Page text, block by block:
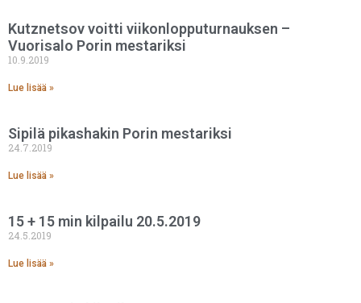
Kutznetsov voitti viikonlopputurnauksen –
Vuorisalo Porin mestariksi
10.9.2019
Lue lisää »
Sipilä pikashakin Porin mestariksi
24.7.2019
Lue lisää »
15 + 15 min kilpailu 20.5.2019
24.5.2019
Lue lisää »